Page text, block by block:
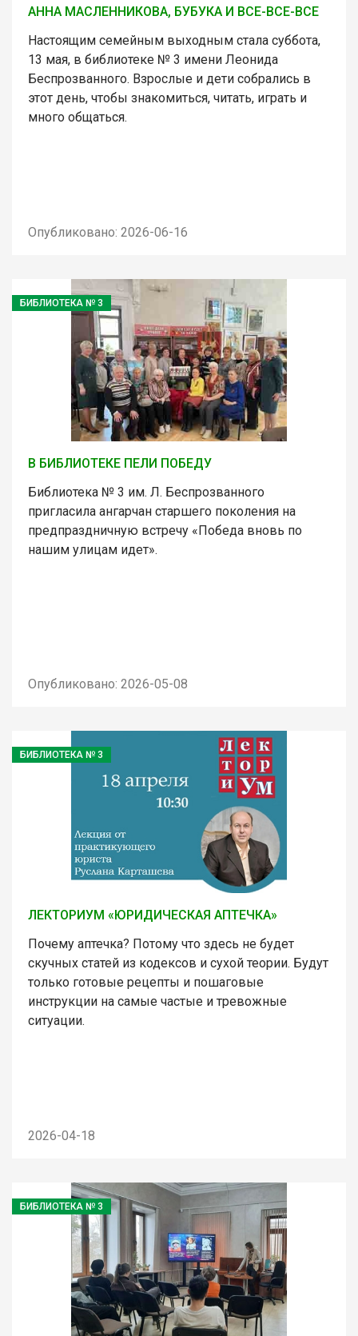
АННА МАСЛЕННИКОВА, БУБУКА И ВСЕ-ВСЕ-ВСЕ
Настоящим семейным выходным стала суббота,
13 мая, в библиотеке № 3 имени Леонида
Беспрозванного. Взрослые и дети собрались в
этот день, чтобы знакомиться, читать, играть и
много общаться.
Опубликовано: 2026-06-16
БИБЛИОТЕКА № 3
В БИБЛИОТЕКЕ ПЕЛИ ПОБЕДУ
Библиотека № 3 им. Л. Беспрозванного
пригласила ангарчан старшего поколения на
предпраздничную встречу «Победа вновь по
нашим улицам идет».
Опубликовано: 2026-05-08
БИБЛИОТЕКА № 3
ЛЕКТОРИУМ «ЮРИДИЧЕСКАЯ АПТЕЧКА»
Почему аптечка? Потому что здесь не будет
скучных статей из кодексов и сухой теории. Будут
только готовые рецепты и пошаговые
инструкции на самые частые и тревожные
ситуации.
2026-04-18
БИБЛИОТЕКА № 3